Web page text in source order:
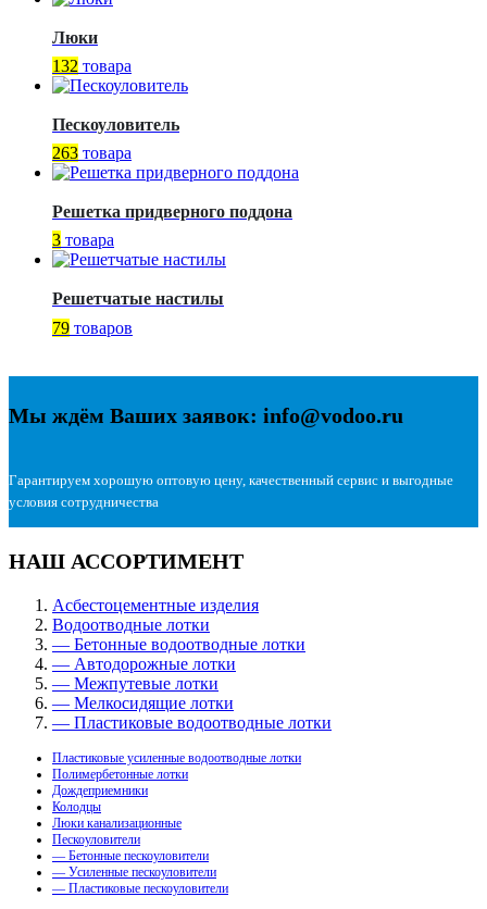
Люки
132 товара
Пескоуловитель
263 товара
Решетка придверного поддона
3 товара
Решетчатые настилы
79 товаров
Мы ждём Ваших заявок: info@vodoo.ru
Гарантируем хорошую оптовую цену, качественный сервис и выгодные
условия сотрудничества
НАШ АССОРТИМЕНТ
Асбестоцементные изделия
Водоотводные лотки
— Бетонные водоотводные лотки
— Автодорожные лотки
— Межпутевые лотки
— Мелкосидящие лотки
— Пластиковые водоотводные лотки
Пластиковые усиленные водоотводные лотки
Полимербетонные лотки
Дождеприемники
Колодцы
Люки канализационные
Пескоуловители
— Бетонные пескоуловители
— Усиленные пескоуловители
— Пластиковые пескоуловители